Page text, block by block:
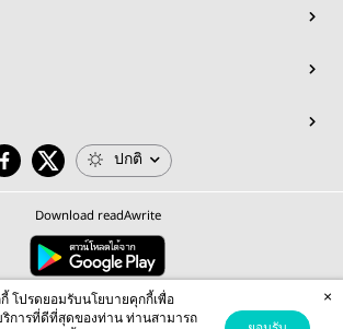
ปกติ
Download readAwrite
by MEB Corporation Public Company Limited
reCAPTCHA and the Google Privacy Policy Terms of Serviceapply.
โปรดยอมรับนโยบายคุกกี้เพื่อ
การที่ดีที่สุดของท่าน ท่านสามารถ
×